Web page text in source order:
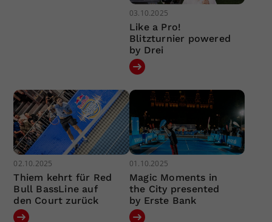
03.10.2025
Like a Pro!
Blitzturnier powered
by Drei
02.10.2025
Thiem kehrt für Red
Bull BassLine auf
den Court zurück
01.10.2025
Magic Moments in
the City presented
by Erste Bank